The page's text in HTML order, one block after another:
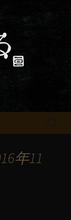
地酒が飲
のブロ
「一献う
年11